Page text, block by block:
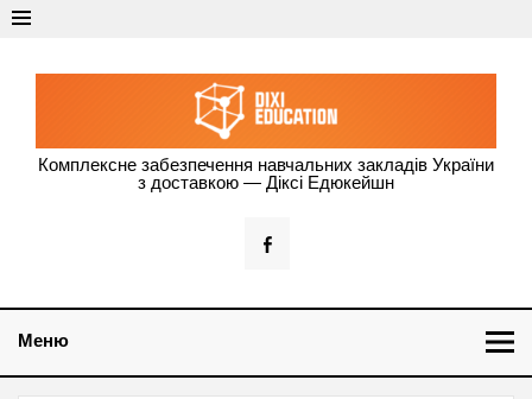
Dixi Education —
оснащення
України
Комплексне забезпечення навчальних закладів України
з доставкою — Діксі Едюкейшн
Меню